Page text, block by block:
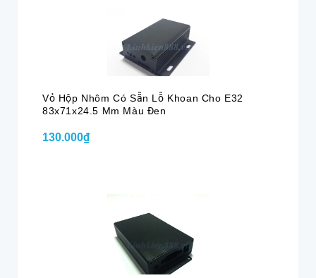
Vỏ Hộp Nhôm Có Sẵn Lỗ Khoan Cho E32
83x71x24.5 Mm Màu Đen
130.000₫